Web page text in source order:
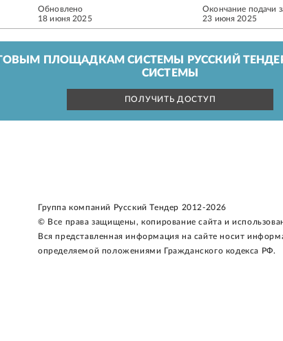
Обновлено
18 июня 2025
Окончание подачи
23 июня 2025
ПЛОЩАДКАМ СИСТЕМЫ РУССКИЙ ТЕНДЕР
СИСТЕМЫ
ПОЛУЧИТЬ ДОСТУП
Группа компаний Русский Тендер 2012-2026
© Все права защищены, копирование сайта и
Вся представленная информация на сайте носит
определяемой положениями Гражданского кодекса РФ.